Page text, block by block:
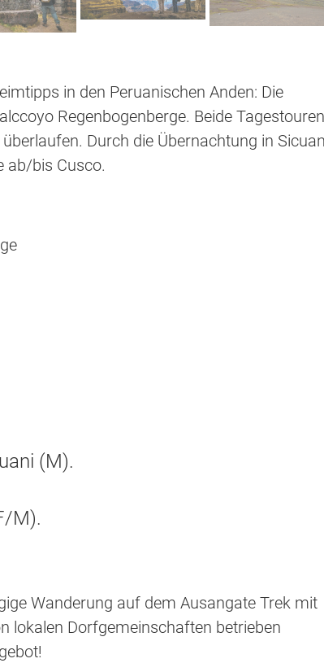
in den Peruanischen Anden: Die
Regenbogenberge. Beide Tagestouren
Durch die Übernachtung in
ab/bis Cusco.
(M).
M).
Wanderung auf dem Ausangate Trek mit
lokalen Dorfgemeinschaften betrieben